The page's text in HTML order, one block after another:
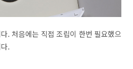
. 처음에는 직접 조립이 한번 필요했으
.